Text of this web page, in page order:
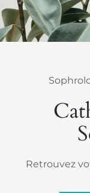
Retrouvez